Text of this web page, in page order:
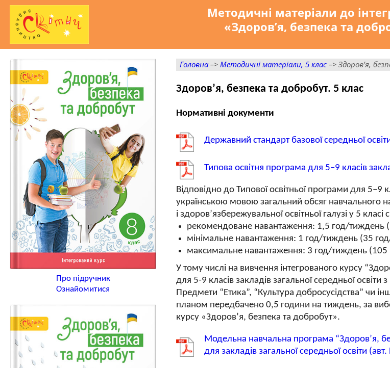
Методичні матеріали до
«Здоров’я, безпека та
Про підручник
Ознайомитися
Головна–>Методичні матеріали, 5 клас–> Здоров’я,
Здоров’я, безпека та добробут. 5 клас
Нормативні документи
Державний стандарт базової середньої
Типова освітня програма для 5–9 класів
Відповідно до Типової освітньої програми для 5–9
українською мовою загальний обсяг навчального
і здоров’язбережувальної освітньої галузі у 5 класі
рекомендоване навантаження: 1,5 год/тиждень
мінімальне навантаження: 1 год/тиждень (35
максимальне навантаження: 3 год/тиждень (105
У тому числі на вивчення інтегрованого курсу
для 5-9 класів закладів загальної середньої
Предмети “Етика”, “Культура добросусідства” чи
планом передбачено 0,5 години на тиждень, за
курсу «Здоров’я, безпека та добробут».
Модельна навчальна програма “Здоров’я,
для закладів загальної середньої освіти